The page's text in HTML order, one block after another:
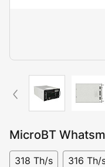
MicroBT
318 Th/s 316 Th/